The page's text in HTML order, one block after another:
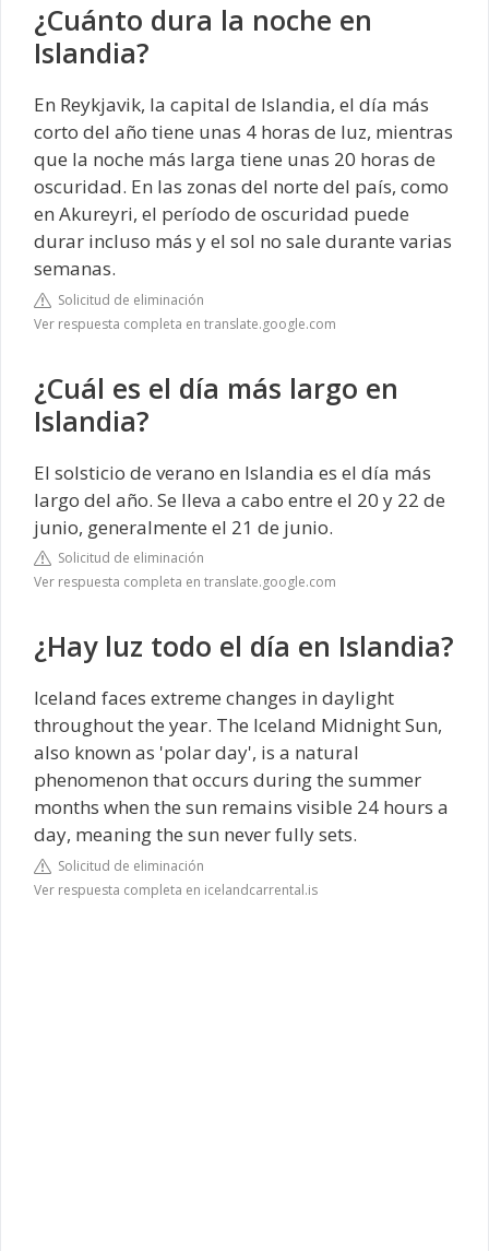
¿Cuánto dura la noche en
Islandia?
En Reykjavik, la capital de Islandia, el día más
corto del año tiene unas 4 horas de luz, mientras
que la noche más larga tiene unas 20 horas de
oscuridad. En las zonas del norte del país, como
en Akureyri, el período de oscuridad puede
durar incluso más y el sol no sale durante varias
semanas.
Solicitud de eliminación
Ver respuesta completa en translate.google.com
¿Cuál es el día más largo en
Islandia?
El solsticio de verano en Islandia es el día más
largo del año. Se lleva a cabo entre el 20 y 22 de
junio, generalmente el 21 de junio.
Solicitud de eliminación
Ver respuesta completa en translate.google.com
¿Hay luz todo el día en Islandia?
Iceland faces extreme changes in daylight
throughout the year. The Iceland Midnight Sun,
also known as 'polar day', is a natural
phenomenon that occurs during the summer
months when the sun remains visible 24 hours a
day, meaning the sun never fully sets.
Solicitud de eliminación
Ver respuesta completa en icelandcarrental.is